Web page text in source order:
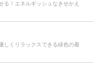
る！エネルギッシュなきせかえ
しくリラックスできる緑色の着